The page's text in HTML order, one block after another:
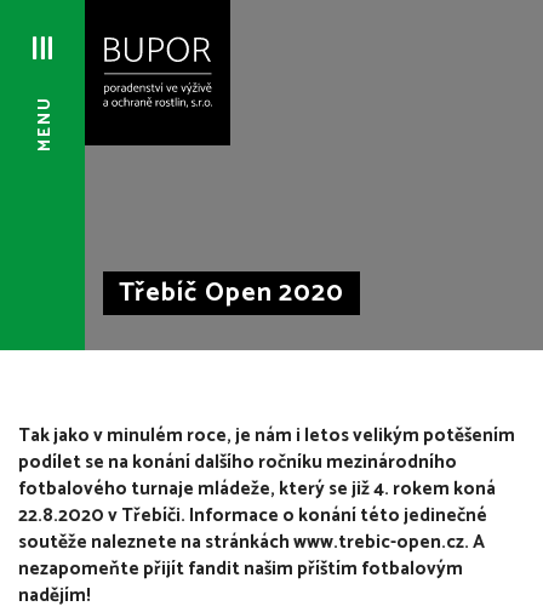
MENU
Třebíč Open 2020
Tak jako v minulém roce, je nám i letos velikým potěšením
podílet se na konání dalšího ročníku mezinárodního
fotbalového turnaje mládeže, který se již 4. rokem koná
22.8.2020 v Třebíči. Informace o konání této jedinečné
soutěže naleznete na stránkách www.trebic-open.cz. A
nezapomeňte přijít fandit našim příštím fotbalovým
nadějím!